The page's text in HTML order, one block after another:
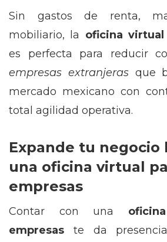
Sin gastos de renta,
mobiliario, la oficina virtual
es perfecta para reducir
empresas extranjerasque
mercado mexicano con
total agilidad operativa.
Expande tu negocio
una oficina virtual
empresas
Contar con una
empresas te da